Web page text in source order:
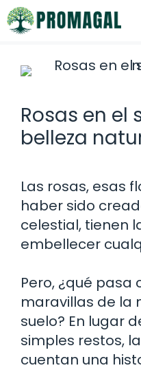
Saltar
al
Rosas en el
belleza
Las rosas, esas
haber sido
celestial, tienen
embellecer
Pero, ¿qué pasa
maravillas de la
suelo? En lugar
simples restos,
cuentan una